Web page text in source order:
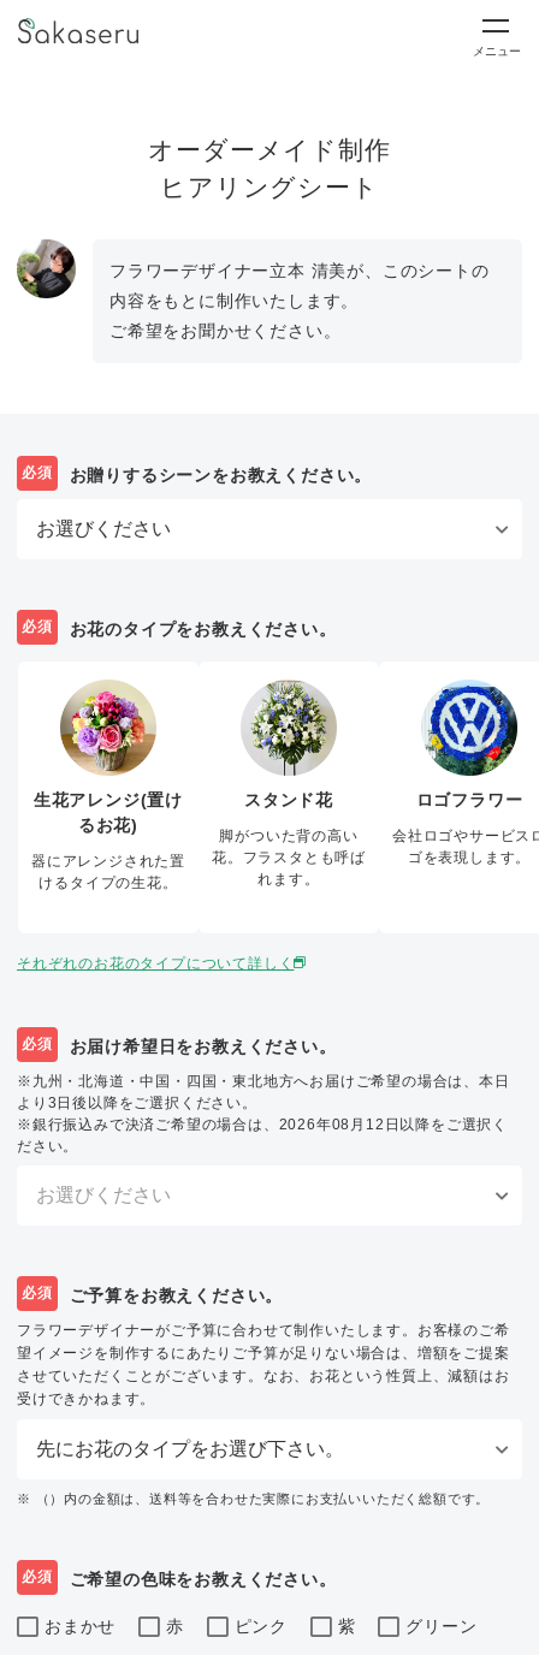
メニュー
オーダーメイド制作
ヒアリングシート
フラワーデザイナー立本 清美が、このシートの
内容をもとに制作いたします。
ご希望をお聞かせください。
必須 お贈りするシーンをお教えください。
必須 お花のタイプをお教えください。
生花アレンジ(置け
るお花)
器にアレンジされた置
けるタイプの生花。
スタンド花
脚がついた背の高い
花。フラスタとも呼ば
れます。
ロゴフラワー
会社ロゴやサービス
ゴを表現します。
それぞれのお花のタイプについて詳しく
必須 お届け希望日をお教えください。
※九州・北海道・中国・四国・東北地方へお届けご希望の場合は、本日
より3日後以降をご選択ください。
※銀行振込みで決済ご希望の場合は、2026年08月12日以降をご選択く
ださい。
必須 ご予算をお教えください。
フラワーデザイナーがご予算に合わせて制作いたします。お客様のご希
望イメージを制作するにあたりご予算が足りない場合は、増額をご提案
させていただくことがございます。なお、お花という性質上、減額はお
受けできかねます。
※ （）内の金額は、送料等を合わせた実際にお支払いいただく総額です。
必須 ご希望の色味をお教えください。
おまかせ 赤 ピンク 紫 グリーン